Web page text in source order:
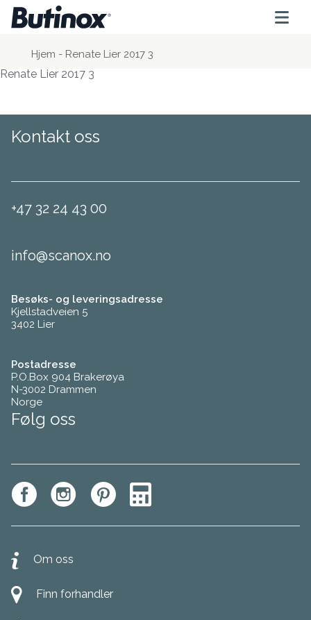
Hjem - Renate Lier 2017 3
Renate Lier 2017 3
Kontakt oss
+47 32 24 43 00
info@scanox.no
Besøks- og leveringsadresse
Kjellstadveien 5
3402 Lier
Postadresse
P.O.Box 904 Brakerøya
N-3002 Drammen
Norge
Følg oss
Om oss
Finn forhandler